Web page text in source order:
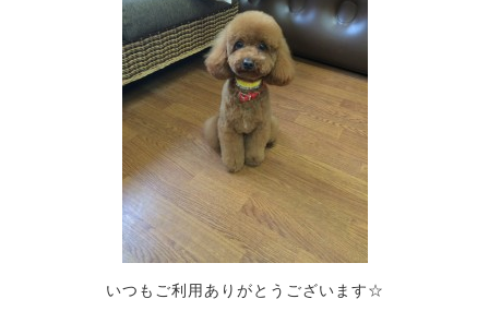
いつもご利用ありがとうございます☆